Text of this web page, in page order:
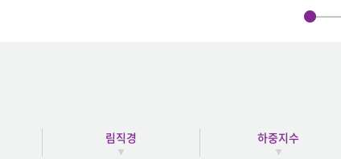
림직경 하중지수